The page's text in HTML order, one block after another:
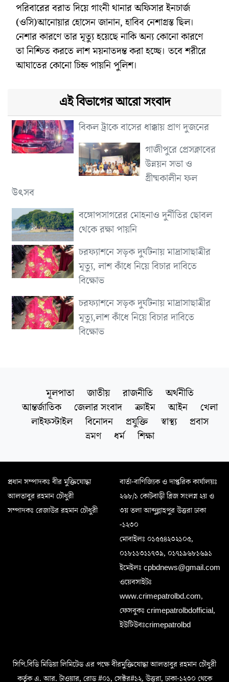
পরিবারের বরাত দিয়ে গাংনী থানার অফিসার ইনচার্জ
(ওসি)আনোয়ার হোসেন জানান, হাবিব নেশাগ্রস্ত ছিল।
নেশার কারণে তার মৃত্যু হয়েছে নাকি অন্য কোনো কারণে
তা নিশ্চিত করতে লাশ ময়নাতদন্ত করা হচ্ছে। তবে শরীরে
আঘাতের কোনো চিহ্ন পায়নি পুলিশ।
এই বিভাগের আরো সংবাদ
বিকল ট্রাকে বাসের ধাক্কায় প্রাণ দুজনের
গাজীপুরে প্রেসক্লাবের
উন্নয়ন সভা ও
গ্রীষ্মকালীন ফল
উৎসব
বঙ্গোপসাগরের মোহনাও দুর্নীতির ছোবল
থেকে রক্ষা পায়নি
চরফ্যাশনে সড়ক দুর্ঘটনায় মাদ্রাসাছাত্রীর
মৃত্যু, লাশ কাঁধে নিয়ে বিচার দাবিতে
বিক্ষোভ
চরফ্যাশনে সড়ক দুর্ঘটনায় মাদ্রাসাছাত্রীর
মৃত্যু,লাশ কাঁধে নিয়ে বিচার দাবিতে
বিক্ষোভ
মূলপাতা জাতীয় রাজনীতি
অর্থনীতি
আন্তর্জাতিক
জেলার সংবাদ ক্রাইম আইন
খেলা
লাইফস্টাইল
বিনোদন প্রযুক্তি স্বাস্থ্য
প্রবাস
ভ্রমণ
ধর্ম শিক্ষা
প্রধান সম্পাদকঃ বীর মুক্তিযোদ্ধা
আলতাবুর রহমান চৌধুরী
সম্পাদকঃ রেজাউর রহমান চৌধুরী
বার্তা-বাণিজ্যিক ও দাপ্তরিক কার্যালয়ঃ
২৬৮/১ কোটবাড়ী ব্রিজ সংলগ্ন ২য় ও
৩য় তলা আব্দুল্লাহপুর উত্তরা ঢাকা
-১২৩০
মোবাইলঃ ০১৫৫৪২৩২১০৫,
০১৮১১৩১১৭৩৯, ০১৭১৯৬৮১৬৯১
ইমেইলঃ cpbdnews@gmail.com
ওয়েবসাইটঃ
www.crimepatrolbd.com,
ফেসবুকঃ crimepatrolbdofficial,
ইউটিউবঃcrimepatrolbd
সিপি.বিডি মিডিয়া লিমিটেড এর পক্ষে বীরমুক্তিযোদ্ধা আলতাবুর রহমান চৌধুরী
কর্তৃক এ. আর. টাওয়ার, রোড #০১, সেক্টর#১২, উত্তরা, ঢাকা-১২৩০ থেকে